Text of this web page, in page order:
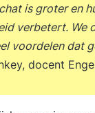
plaats. Er wordt
van minimaal 2
dat u
ontvangt
ook
is groter en
verbetert. We
voordelen dat
docent